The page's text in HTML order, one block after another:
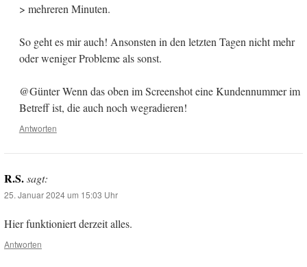
> mehreren Minuten.
So geht es mir auch! Ansonsten in den letzten Tagen nicht mehr
oder weniger Probleme als sonst.
@Günter Wenn das oben im Screenshot eine Kundennummer im
Betreff ist, die auch noch wegradieren!
Antworten
R.S.sagt:
25. Januar 2024 um 15:03 Uhr
Hier funktioniert derzeit alles.
Antworten